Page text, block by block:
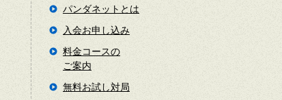
パンダネットとは
入会お申し込み
料金コースの
ご案内
無料お試し対局